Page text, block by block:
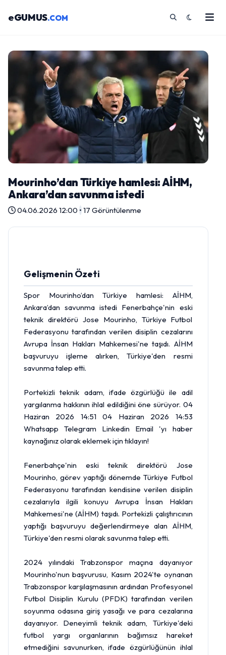
eGUMUS.COM
Mourinho’dan Türkiye hamlesi: AİHM,
Ankara’dan savunma istedi
04.06.2026 12:00 •17 Görüntülenme
Gelişmenin Özeti
Spor Mourinho’dan Türkiye hamlesi: AİHM,
Ankara’dan savunma istedi Fenerbahçe'nin eski
teknik direktörü Jose Mourinho, Türkiye Futbol
Federasyonu tarafından verilen disiplin cezalarını
Avrupa İnsan Hakları Mahkemesi'ne taşıdı. AİHM
başvuruyu işleme alırken, Türkiye'den resmi
savunma talep etti.
Portekizli teknik adam, ifade özgürlüğü ile adil
yargılanma hakkının ihlal edildiğini öne sürüyor. 04
Haziran 2026 14:51 04 Haziran 2026 14:53
Whatsapp Telegram Linkedin Email 'yı haber
kaynağınız olarak eklemek için tıklayın!
Fenerbahçe'nin eski teknik direktörü Jose
Mourinho, görev yaptığı dönemde Türkiye Futbol
Federasyonu tarafından kendisine verilen disiplin
cezalarıyla ilgili konuyu Avrupa İnsan Hakları
Mahkemesi'ne (AİHM) taşıdı. Portekizli çalıştırıcının
yaptığı başvuruyu değerlendirmeye alan AİHM,
Türkiye'den resmi olarak savunma talep etti.
2024 yılındaki Trabzonspor maçına dayanıyor
Mourinho'nun başvurusu, Kasım 2024'te oynanan
Trabzonspor karşılaşmasının ardından Profesyonel
Futbol Disiplin Kurulu (PFDK) tarafından verilen
soyunma odasına giriş yasağı ve para cezalarına
dayanıyor. Deneyimli teknik adam, Türkiye'deki
futbol yargı organlarının bağımsız hareket
etmediğini savunurken, ifade özgürlüğünün ihlal